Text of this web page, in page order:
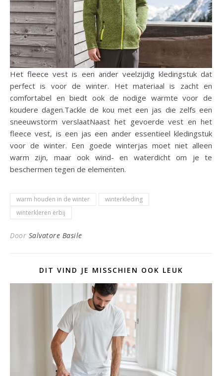
Het fleece vest is een ander veelzijdig kledingstuk dat
perfect is voor de winter. Het materiaal is zacht en
comfortabel en biedt ook de nodige warmte voor de
koudere dagen.Tackle de kou met een jas die zelfs een
sneeuwstorm verslaatNaast het gevoerde vest en het
fleece vest, is een jas een ander essentieel kledingstuk
voor de winter. Een goede winterjas moet niet alleen
warm zijn, maar ook wind- en waterdicht om je te
beschermen tegen de elementen.
warm houden in de winter
winterkleding
winterkleren erbij
Door Salvatore Basile
DIT VIND JE MISSCHIEN OOK LEUK